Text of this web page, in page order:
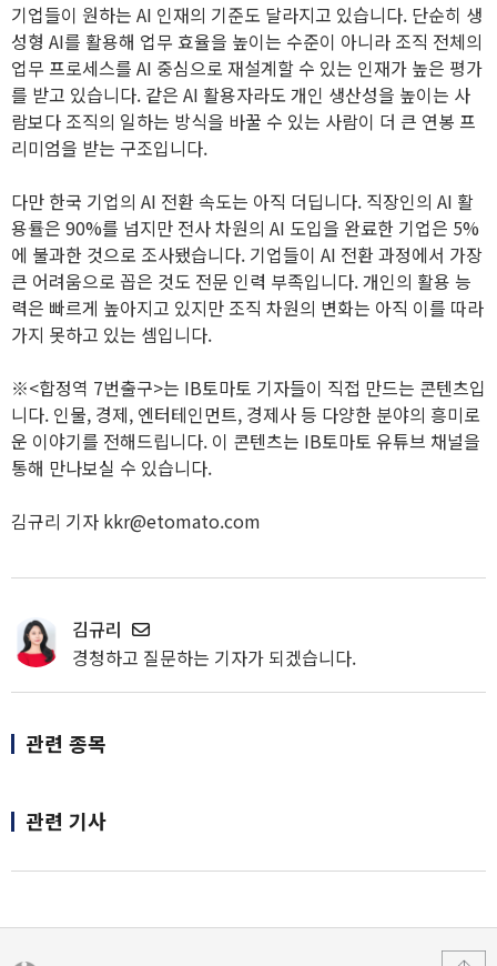
기업들이 원하는 AI 인재의 기준도 달라지고 있습니다. 단순히 생
성형 AI를 활용해 업무 효율을 높이는 수준이 아니라 조직 전체의
업무 프로세스를 AI 중심으로 재설계할 수 있는 인재가 높은 평가
를 받고 있습니다. 같은 AI 활용자라도 개인 생산성을 높이는 사
람보다 조직의 일하는 방식을 바꿀 수 있는 사람이 더 큰 연봉 프
리미엄을 받는 구조입니다.
다만 한국 기업의 AI 전환 속도는 아직 더딥니다. 직장인의 AI 활
용률은 90%를 넘지만 전사 차원의 AI 도입을 완료한 기업은 5%
에 불과한 것으로 조사됐습니다. 기업들이 AI 전환 과정에서 가장
큰 어려움으로 꼽은 것도 전문 인력 부족입니다. 개인의 활용 능
력은 빠르게 높아지고 있지만 조직 차원의 변화는 아직 이를 따라
가지 못하고 있는 셈입니다.
※<합정역 7번출구>는 IB토마토 기자들이 직접 만드는 콘텐츠입
니다. 인물, 경제, 엔터테인먼트, 경제사 등 다양한 분야의 흥미로
운 이야기를 전해드립니다. 이 콘텐츠는 IB토마토 유튜브 채널을
통해 만나보실 수 있습니다.
김규리 기자 kkr@etomato.com
김규리
경청하고 질문하는 기자가 되겠습니다.
관련 종목
관련 기사